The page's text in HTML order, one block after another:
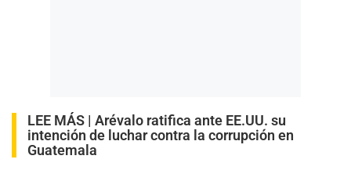
LEE MÁS | Arévalo ratifica ante EE.UU. su
intención de luchar contra la corrupción en
Guatemala